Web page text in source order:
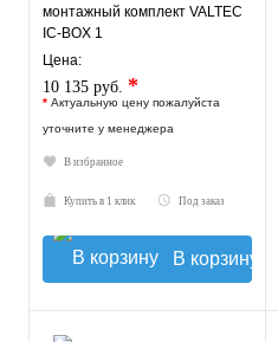
монтажный комплект VALTEC
IC-BOX 1
Цена:
10 135 руб. *
* Актуальную цену пожалуйста
уточните у менеджера
В избранное
Купить в 1 клик Под заказ
В корзину